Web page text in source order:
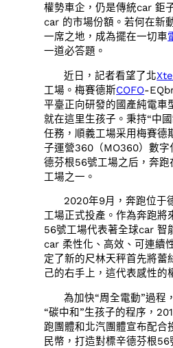
權勢車企，仍是傳統car 鉅
car 的市場份額。若何在新
一席之地，成為擺在一切車
一道必答題。
近日，記者看望了北
工場。梅賽德斯COFO-
平臺正向研發的國產純電
就在這里生孩子。秉持“中
任務，順義工場采用梅賽德
子運營360（MO360）數字
德芬根56號工場之后，奔跑
工場之一。
2020年9月，奔跑位于
工場正式投產。作為奔跑將
56號工場代表著全球car 智
car 柔性化、高效、可連續
定了新的尺林天秤首先將蕾
己的右手上，這代表感性的
為加快“周全電動”過程
“碳中和”生孩子的程序，
跑團體和北汽團體宣布配合
民幣，打造對標辛德芬根